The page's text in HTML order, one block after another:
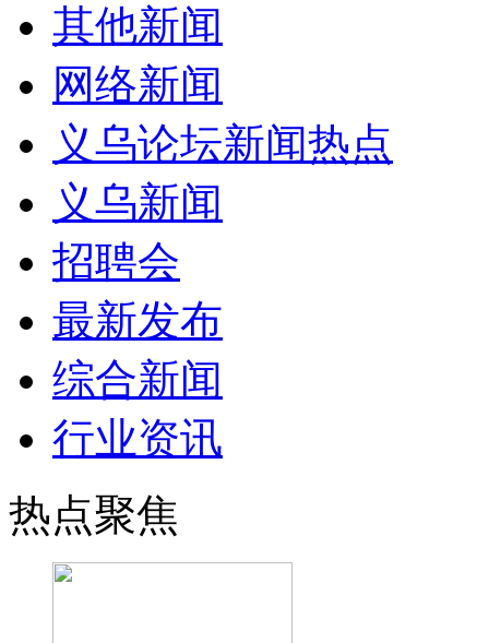
其他新闻
网络新闻
义乌论坛新闻热点
义乌新闻
招聘会
最新发布
综合新闻
行业资讯
热点聚焦